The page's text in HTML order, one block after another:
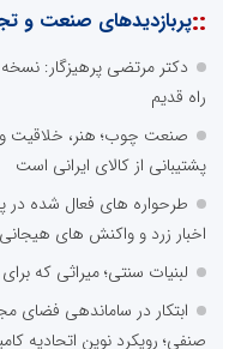
::پربازدیدهای صنعت و
دکتر مرتضی پرهیزگار:
راه قدیم
صنعت چوب؛ هنر، خلاقیت و
پشتیبانی از کالای ایرانی است
طرحواره های فعال شده در
اخبار زرد و واکنش های
لبنیات سنتی؛ میراثی که
ابتکار در ساماندهی فضای
صنفی؛ رویکرد نوین اتحادیه